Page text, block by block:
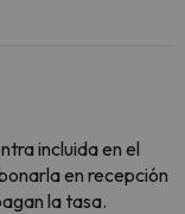
incluida en el
en recepción
la tasa.